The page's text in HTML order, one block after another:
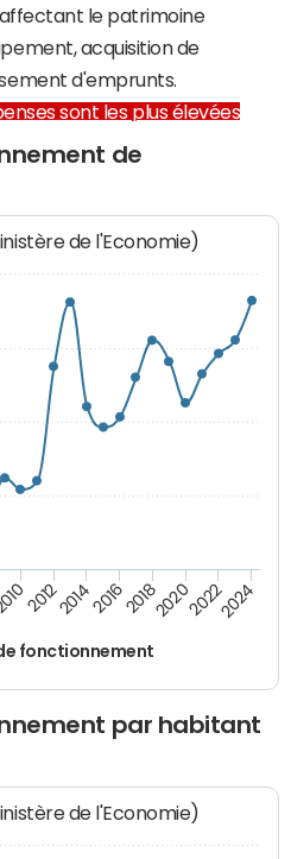
le patrimoine
acquisition de
d'emprunts.
sont les plus élevées
de
de l'Economie)
fonctionnement
2012201420162018202020222024
par habitant
de l'Economie)